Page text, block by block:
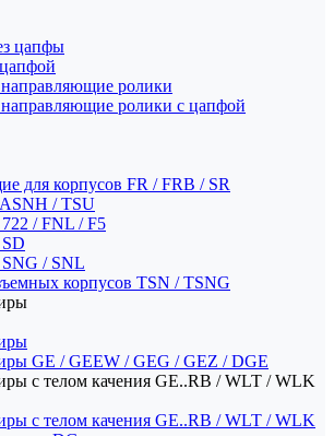
цапфы
ролики
ролики с цапфой
для корпусов FR / FRB / SR
/ TSU
/ FNL / F5
SNG / SNL
корпусов TSN / TSNG
GE / GEEW / GEG / GEZ / DGE
с телом качения GE..RB / WLT / WLK
с телом качения GE..RB / WLT / WLK